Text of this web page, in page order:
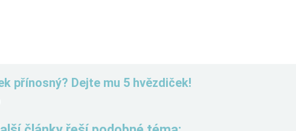
přínosný? Dejte mu 5 hvězdiček!